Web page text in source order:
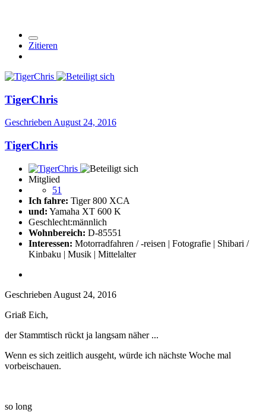
Zitieren
TigerChris
Geschrieben August 24, 2016
TigerChris
Mitglied
51
Ich fahre: Tiger 800 XCA
und: Yamaha XT 600 K
Geschlecht:männlich
Wohnbereich: D-85551
Interessen: Motorradfahren / -reisen | Fotografie | Shibari /
Kinbaku | Musik | Mittelalter
Geschrieben August 24, 2016
Griaß Eich,
der Stammtisch rückt ja langsam näher ...
Wenn es sich zeitlich ausgeht, würde ich nächste Woche mal
vorbeischauen.
so long